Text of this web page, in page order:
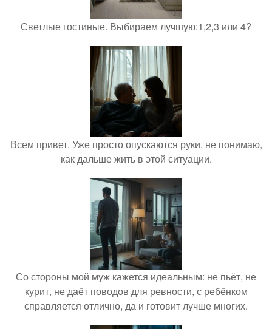
Светлые гостиные. Выбираем лучшую:1,2,3 или 4?
Всем привет. Уже просто опускаются руки, не понимаю,
как дальше жить в этой ситуации.
Со стороны мой муж кажется идеальным: не пьёт, не
курит, не даёт поводов для ревности, с ребёнком
справляется отлично, да и готовит лучше многих.